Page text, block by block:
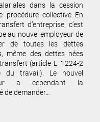
dans la cession
procédure collective En
d’entreprise, c’est
au nouvel employeur de
de toutes les dettes
même des dettes nées
(article L. 1224-2
du travail). Le nouvel
a cependant la
de demander…